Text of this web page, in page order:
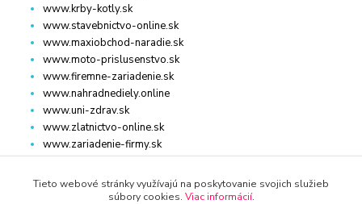
www.krby-kotly.sk
www.stavebnictvo-online.sk
www.maxiobchod-naradie.sk
www.moto-prislusenstvo.sk
www.firemne-zariadenie.sk
www.nahradnediely.online
www.uni-zdrav.sk
www.zlatnictvo-online.sk
www.zariadenie-firmy.sk
Tieto webové stránky využívajú na poskytovanie svojich služieb
súbory cookies. Viac informácií.